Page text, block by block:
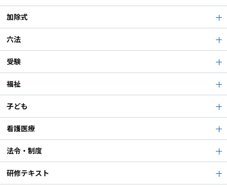
加除式
六法
受験
福祉
子ども
看護医療
法令・制度
研修テキスト